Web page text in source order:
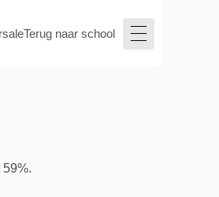
Terug naar school